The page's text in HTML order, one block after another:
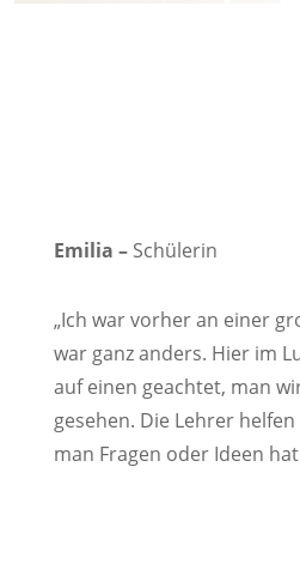
Emilia – Schülerin
„Ich war vorher an einer
war ganz anders. Hier im
auf einen geachtet, man
gesehen. Die Lehrer
man Fragen oder Ideen